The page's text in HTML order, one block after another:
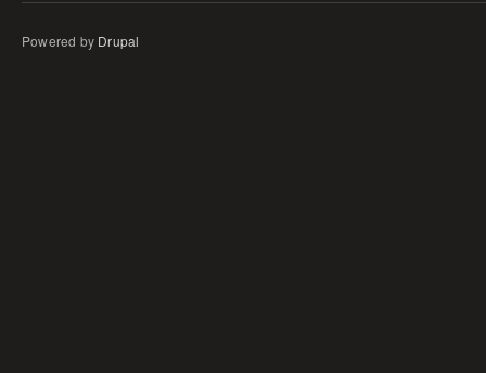
Powered by Drupal